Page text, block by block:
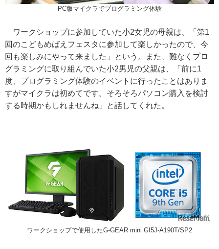
PC版マイクラでプログラミング体験
ワークショップに参加していた小2女児の母親は、「第1
回のこどもめばえフェスタに参加して楽しかったので、今
回も楽しみにやって来ました」という。また、難なくプロ
グラミングに取り組んでいた小2男児の父親は、「前に1
度、プログラミング体験のイベントに行ったことはありま
すがマイクラは初めてです。そろそろパソコン購入を検討
する時期かもしれませんね」と話してくれた。
ワークショップで使用したG-GEAR mini GI5J-A190T/SP2